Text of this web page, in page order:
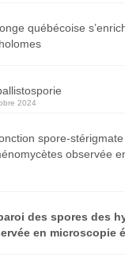
québécoise
2024
spore-
observée
des spores des
en microscopie